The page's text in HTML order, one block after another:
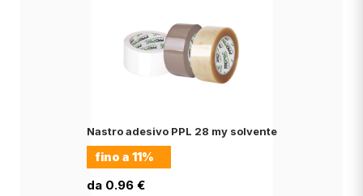
Nastro adesivo PPL 28 my solvente
fino a 11%
da 0.96 €